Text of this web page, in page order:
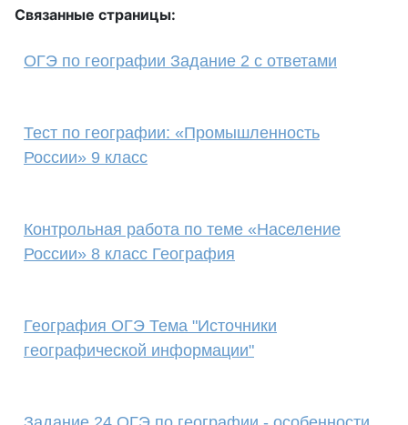
Связанные страницы:
ОГЭ по географии Задание 2 с ответами
Тест по географии: «Промышленность
России» 9 класс
Контрольная работа по теме «Население
России» 8 класс География
География ОГЭ Тема "Источники
географической информации"